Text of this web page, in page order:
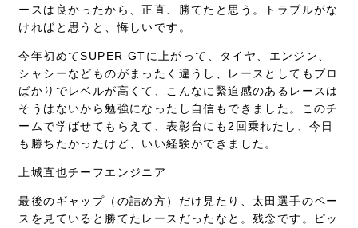
ースは良かったから、正直、勝てたと思う。トラブルがな
ければと思うと、悔しいです。
今年初めてSUPER GTに上がって、タイヤ、エンジン、
シャシーなどものがまったく違うし、レースとしてもプロ
ばかりでレベルが高くて、こんなに緊迫感のあるレースは
そうはないから勉強になったし自信もできました。このチ
ームで学ばせてもらえて、表彰台にも2回乗れたし、今日
も勝ちたかったけど、いい経験ができました。
上城直也チーフエンジニア
最後のギャップ（の詰め方）だけ見たり、太田選手のペー
スを見ていると勝てたレースだったなと。残念です。ピッ